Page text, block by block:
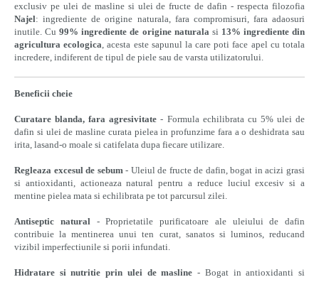
exclusiv pe ulei de masline si ulei de fructe de dafin - respecta filozofia
Najel: ingrediente de origine naturala, fara compromisuri, fara adaosuri
inutile. Cu99% ingrediente de origine naturalasi 13% ingrediente din
agricultura ecologica, acesta este sapunul la care poti face apel cu totala
incredere, indiferent de tipul de piele sau de varsta utilizatorului.
Beneficii cheie
Curatare blanda, fara agresivitate - Formula echilibrata cu 5% ulei de
dafin si ulei de masline curata pielea in profunzime fara a o deshidrata sau
irita, lasand-o moale si catifelata dupa fiecare utilizare.
Regleaza excesul de sebum- Uleiul de fructe de dafin, bogat in acizi grasi
si antioxidanti, actioneaza natural pentru a reduce luciul excesiv si a
mentine pielea mata si echilibrata pe tot parcursul zilei.
Antiseptic natural- Proprietatile purificatoare ale uleiului de dafin
contribuie la mentinerea unui ten curat, sanatos si luminos, reducand
vizibil imperfectiunile si porii infundati.
Hidratare si nutritie prin ulei de masline - Bogat in antioxidanti si